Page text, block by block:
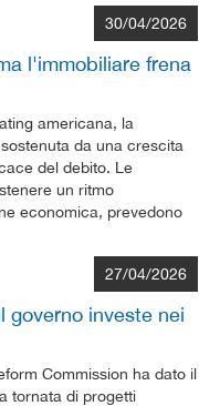
30/04/2026
l'immobiliare frena
americana, la
da una crescita
del debito. Le
un ritmo
economica, prevedono
27/04/2026
governo investe nei
Commission ha dato il
tornata di progetti